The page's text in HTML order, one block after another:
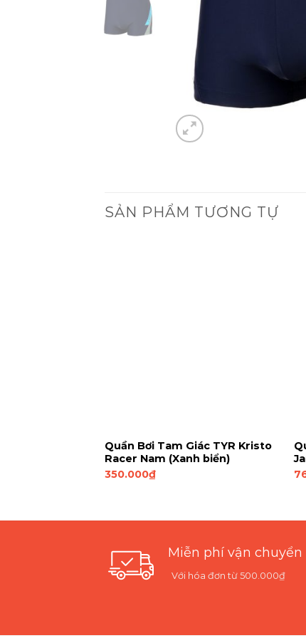
SẢN PHẨM TƯƠNG TỰ
Quần Bơi Tam Giác TYR Kristo
Racer Nam (Xanh biển)
350.000₫
Miễn phí vận chuyển
Với hóa đơn từ 500.000₫